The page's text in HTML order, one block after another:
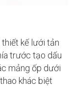
kế lưới tản
trước tạo dấu
mảng ốp dưới
khác biệt